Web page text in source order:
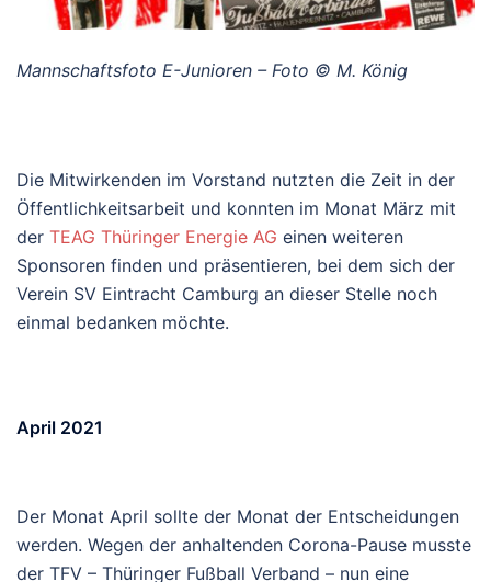
Mannschaftsfoto E-Junioren – Foto © M. König
Die Mitwirkenden im Vorstand nutzten die Zeit in der
Öffentlichkeitsarbeit und konnten im Monat März mit
der TEAG Thüringer Energie AG einen weiteren
Sponsoren finden und präsentieren, bei dem sich der
Verein SV Eintracht Camburg an dieser Stelle noch
einmal bedanken möchte.
April 2021
Der Monat April sollte der Monat der Entscheidungen
werden. Wegen der anhaltenden Corona-Pause musste
der TFV – Thüringer Fußball Verband – nun eine